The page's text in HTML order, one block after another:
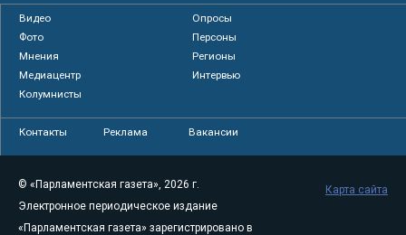
Видео
Опросы
Фото
Персоны
Мнения
Регионы
Медиацентр
Интервью
Колумнисты
Контакты Реклама Вакансии
© «Парламентская газета», 2026 г.
Электронное периодическое издание
«Парламентская газета» зарегистрировано в
Карта сайта